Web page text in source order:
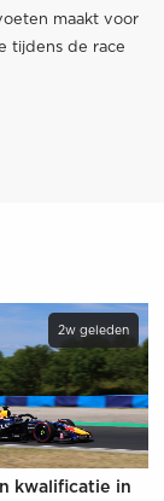
maakt voor
tijdens de race
2w geleden
kwalificatie in